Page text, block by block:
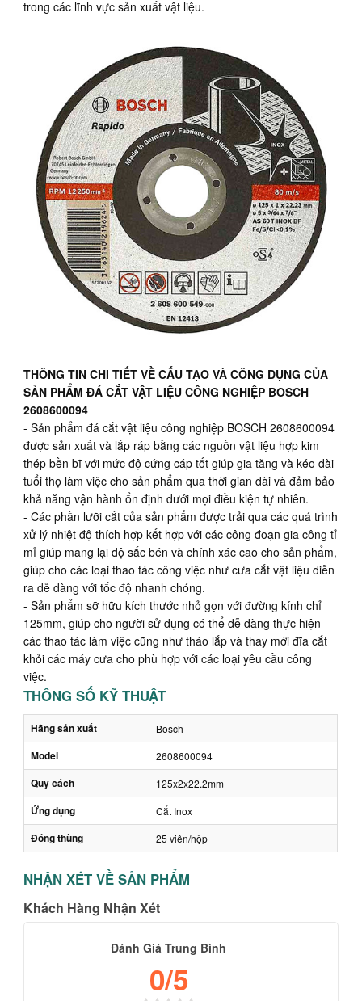
trong các lĩnh vực sản xuất vật liệu.
THÔNG TIN CHI TIẾT VỀ CẤU TẠO VÀ CÔNG DỤNG CỦA
SẢN PHẨM ĐÁ CẮT VẬT LIỆU CÔNG NGHIỆP BOSCH
2608600094
- Sản phẩm đá cắt vật liệu công nghiệp BOSCH 2608600094
được sản xuất và lắp ráp bằng các nguồn vật liệu hợp kim
thép bền bĩ với mức độ cứng cáp tốt giúp gia tăng và kéo dài
tuổi thọ làm việc cho sản phẩm qua thời gian dài và đảm bảo
khả năng vận hành ổn định dưới mọi điều kiện tự nhiên.
- Các phần lưỡi cắt của sản phẩm được trải qua các quá trình
xử lý nhiệt độ thích hợp kết hợp với các công đoạn gia công tỉ
mỉ giúp mang lại độ sắc bén và chính xác cao cho sản phẩm,
giúp cho các loại thao tác công việc như cưa cắt vật liệu diễn
ra dễ dàng với tốc độ nhanh chóng.
- Sản phẩm sỡ hữu kích thước nhỏ gọn với đường kính chỉ
125mm, giúp cho người sử dụng có thể dễ dàng thực hiện
các thao tác làm việc cũng như tháo lắp và thay mới đĩa cắt
khỏi các máy cưa cho phù hợp với các loại yêu cầu công
việc.
THÔNG SỐ KỸ THUẬT
Hãng sản xuất Bosch
Model 2608600094
Quy cách 125x2x22.2mm
Ứng dụng Cắt Inox
Đóng thùng 25 viên/hộp
NHẬN XÉT VỀ SẢN PHẨM
Khách Hàng Nhận Xét
Đánh Giá Trung Bình
0/5